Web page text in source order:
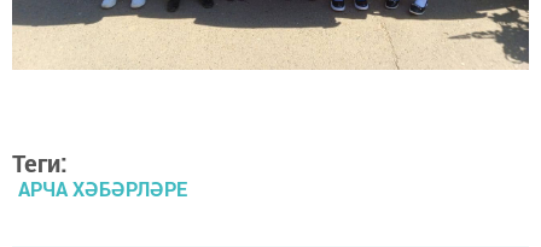
Теги:
АРЧА ХӘБӘРЛӘРЕ